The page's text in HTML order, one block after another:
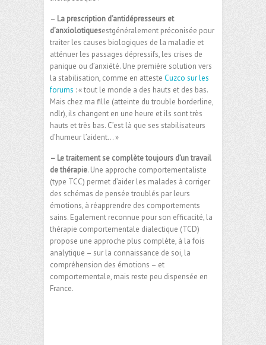
– La prescription d’antidépresseurs et
d’anxiolotiquesestgénéralement préconisée pour
traiter les causes biologiques de la maladie et
atténuer les passages dépressifs, les crises de
panique ou d’anxiété. Une première solution vers
la stabilisation, comme en atteste Cuzco sur les
forums : « tout le monde a des hauts et des bas.
Mais chez ma fille (atteinte du trouble borderline,
ndlr), ils changent en une heure et ils sont très
hauts et très bas. C’est là que ses stabilisateurs
d’humeur l’aident… »
– Le traitement se complète toujours d’un travail
de thérapie. Une approche comportementaliste
(type TCC) permet d’aider les malades à corriger
des schémas de pensée troublés par leurs
émotions, à réapprendre des comportements
sains. Egalement reconnue pour son efficacité, la
thérapie comportementale dialectique (TCD)
propose une approche plus complète, à la fois
analytique – sur la connaissance de soi, la
compréhension des émotions – et
comportementale, mais reste peu dispensée en
France.